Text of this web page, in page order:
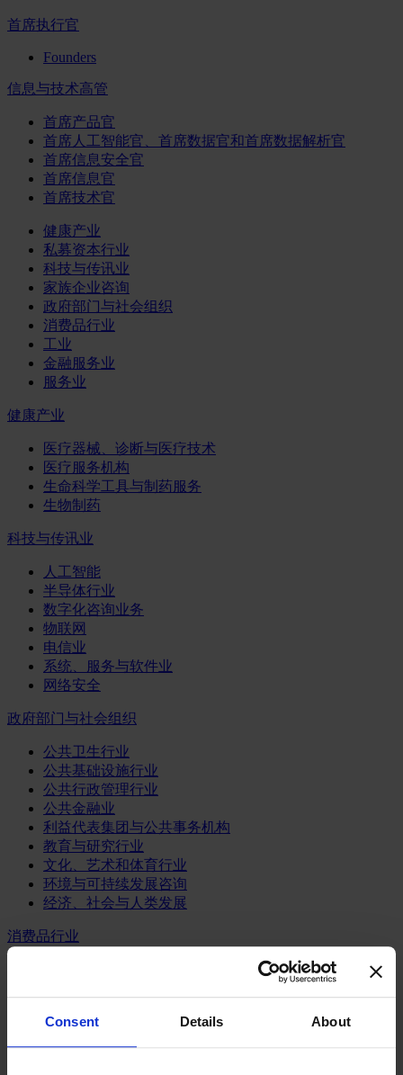
Consent Details About
首席执行官
Founders
信息与技术高管
首席产品官
首席人工智能官、首席数据官和首席数据解析官
首席信息安全官
首席信息官
首席技术官
健康产业
私募资本行业
科技与传讯业
家族企业咨询
政府部门与社会组织
消费品行业
工业
金融服务业
服务业
健康产业
医疗器械、诊断与医疗技术
医疗服务机构
生命科学工具与制药服务
生物制药
科技与传讯业
人工智能
半导体行业
数字化咨询业务
物联网
电信业
系统、服务与软件业
网络安全
政府部门与社会组织
公共卫生行业
公共基础设施行业
公共行政管理行业
公共金融业
利益代表集团与公共事务机构
教育与研究行业
文化、艺术和体育行业
环境与可持续发展咨询
经济、社会与人类发展
消费品行业
零售、服装与奢侈品
餐饮、旅游与酒店业